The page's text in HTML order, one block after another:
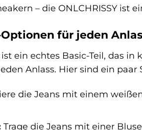
– die ONLCHRISSY ist
für jeden
ist ein echtes Basic-Teil, das
Anlass. Hier sind ein
die Jeans mit einem
Trage die Jeans mit einer